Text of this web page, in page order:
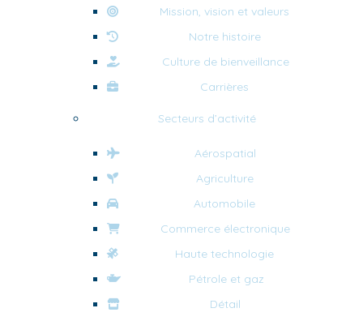
Mission, vision et valeurs
Notre histoire
Culture de bienveillance
Carrières
Secteurs d’activité
Aérospatial
Agriculture
Automobile
Commerce électronique
Haute technologie
Pétrole et gaz
Détail